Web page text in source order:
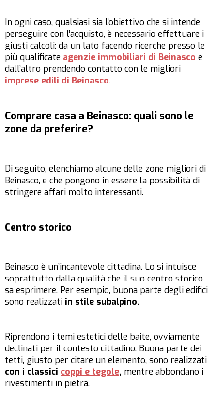
In ogni caso, qualsiasi sia l’obiettivo che si intende
perseguire con l’acquisto, è necessario effettuare i
giusti calcoli: da un lato facendo ricerche presso le
più qualificate agenzie immobiliari di Beinasco e
dall’altro prendendo contatto con le migliori
imprese edili di Beinasco.
Comprare casa a Beinasco: quali sono le
zone da preferire?
Di seguito, elenchiamo alcune delle zone migliori di
Beinasco, e che pongono in essere la possibilità di
stringere affari molto interessanti.
Centro storico
Beinasco è un’incantevole cittadina. Lo si intuisce
soprattutto dalla qualità che il suo centro storico
sa esprimere. Per esempio, buona parte degli edifici
sono realizzati in stile subalpino.
Riprendono i temi estetici delle baite, ovviamente
declinati per il contesto cittadino. Buona parte dei
tetti, giusto per citare un elemento, sono realizzati
con i classici coppi e tegole, mentre abbondano i
rivestimenti in pietra.